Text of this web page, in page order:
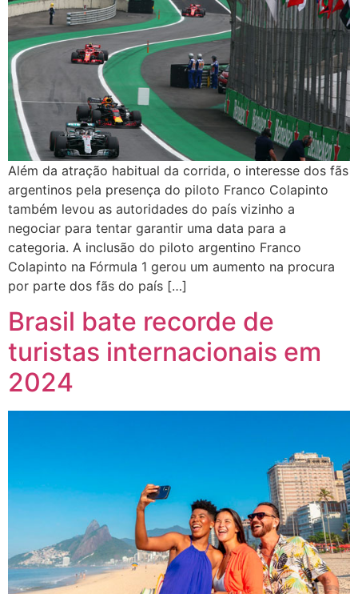
Além da atração habitual da corrida, o interesse dos fãs
argentinos pela presença do piloto Franco Colapinto
também levou as autoridades do país vizinho a
negociar para tentar garantir uma data para a
categoria. A inclusão do piloto argentino Franco
Colapinto na Fórmula 1 gerou um aumento na procura
por parte dos fãs do país […]
Brasil bate recorde de
turistas internacionais em
2024